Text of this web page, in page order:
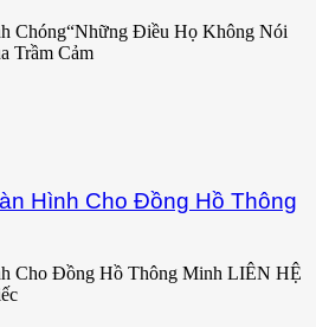
Chóng“Những Điều Họ Không Nói
Trầm Cảm
Hình Cho Đồng Hồ Thông
Cho Đồng Hồ Thông Minh LIÊN HỆ